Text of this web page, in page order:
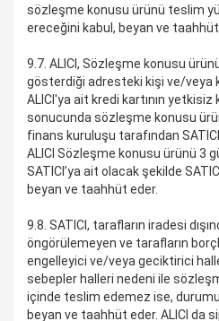
sözleşme konusu ürünü teslim
ereceğini kabul, beyan ve taahhüt
9.7. ALICI, Sözleşme konusu
gösterdiği adresteki kişi ve/veya
ALICI'ya ait kredi kartının yetkisiz
sonucunda sözleşme konusu
finans kuruluşu tarafından
ALICI Sözleşme konusu ürünü 3
SATICI’ya ait olacak şekilde
beyan ve taahhüt eder.
9.8. SATICI, tarafların iradesi
öngörülemeyen ve tarafların
engelleyici ve/veya geciktirici
sebepler halleri nedeni ile
içinde teslim edemez ise,
beyan ve taahhüt eder. ALICI da